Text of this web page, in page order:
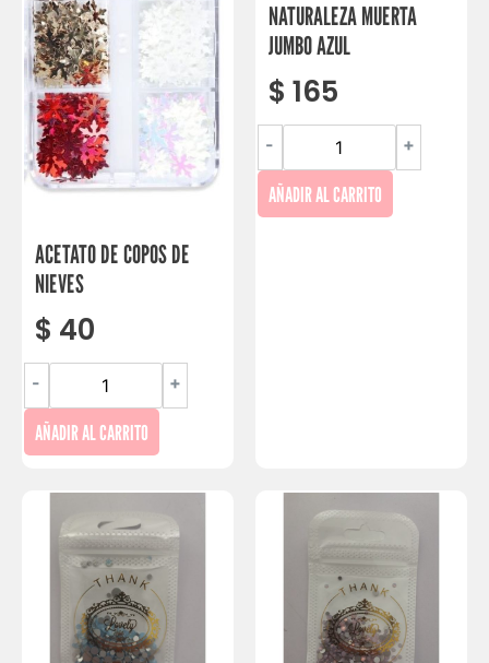
ACETATO DE COPOS DE
NIEVES
$ 40
- +
AÑADIR AL CARRITO
NATURALEZA MUERTA
JUMBO AZUL
$ 165
- +
AÑADIR AL CARRITO